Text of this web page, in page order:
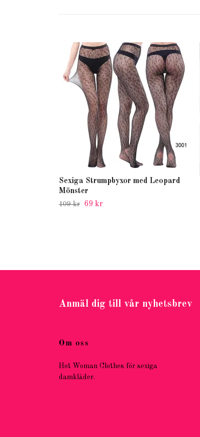
Sexiga Strumpbyxor med Leopard
Mönster
109 kr 69 kr
Anmäl dig till vår nyhetsbrev
Om oss
Hot Woman Clothes för sexiga
damkläder.